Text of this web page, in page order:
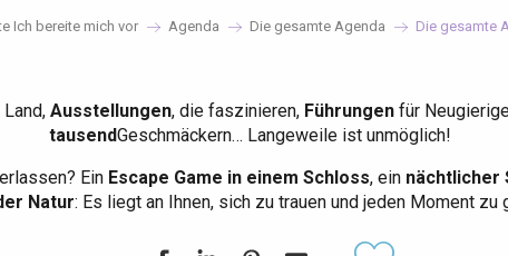
Ich bereite mich vor Agenda Die gesamte Agenda Die gesamte
Ausstellungen, die faszinieren, Führungenfür
tausendGeschmäckern… Langeweile ist unmöglich!
Ein Escape Game in einem Schloss, ein nächtlicher
Natur: Es liegt an Ihnen, sich zu trauen und jeden Moment zu